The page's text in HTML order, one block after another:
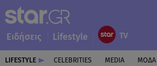
Ειδήσεις Lifestyle
LIFESTYLE CELEBRITIES MEDIA ΜΟΔΑ